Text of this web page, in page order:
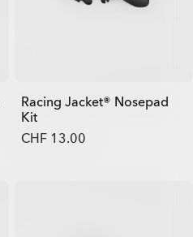
Racing Jacket® Nosepad
Kit
CHF 13.00